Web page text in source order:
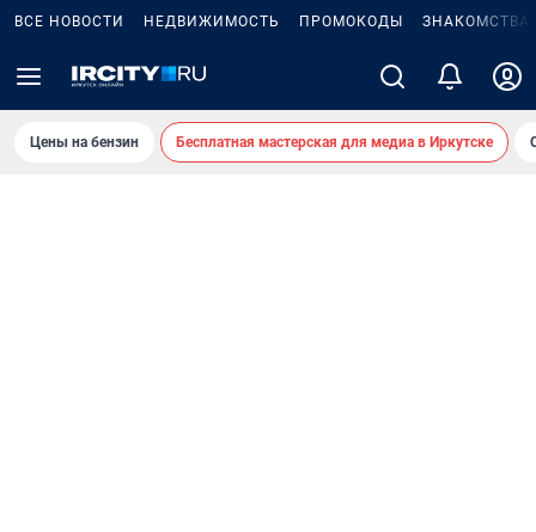
ВСЕ НОВОСТИ НЕДВИЖИМОСТЬ ПРОМОКОДЫ ЗНАКОМСТВА
Цены на бензин Бесплатная мастерская для медиа в Иркутске